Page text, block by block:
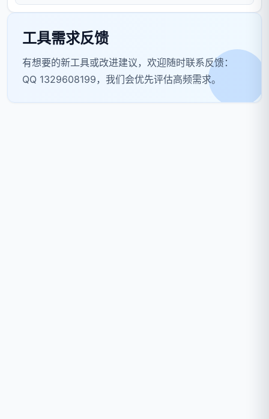
工具需求反馈
有想要的新工具或改进建议，欢迎随时联系反馈：
QQ 1329608199，我们会优先评估高频需求。